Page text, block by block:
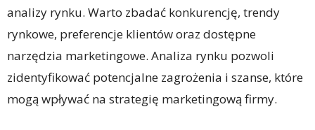
analizy rynku. Warto zbadać konkurencję, trendy
rynkowe, preferencje klientów oraz dostępne
narzędzia marketingowe. Analiza rynku pozwoli
zidentyfikować potencjalne zagrożenia i szanse, które
mogą wpływać na strategię marketingową firmy.